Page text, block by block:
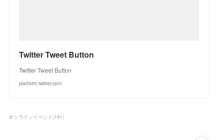
Twitter Tweet Button
Twitter Tweet Button
platform.twitter.com
オンラインイベント (191)